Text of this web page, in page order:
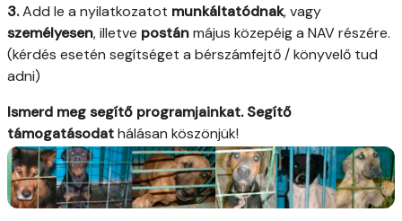
3.Add le a nyilatkozatot munkáltatódnak, vagy
személyesen, illetve postánmájus közepéig a NAV részére.
(kérdés esetén segítséget a bérszámfejtő / könyvelő tud
adni)
Ismerd meg segítő programjainkat. Segítő
támogatásodathálásan köszönjük!